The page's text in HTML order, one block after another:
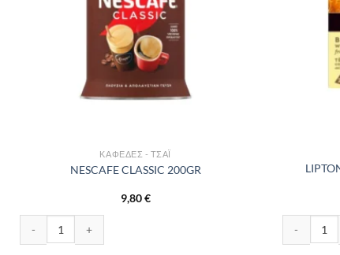
ΚΑΦΈΔΕΣ - ΤΣΆΙ
NESCAFE CLASSIC 200GR
9,80€